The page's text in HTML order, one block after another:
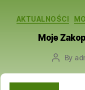
AKTUALNOŚCI
Moje
Post
By